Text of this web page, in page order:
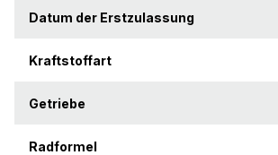
Datum der Erstzulassung
Kraftstoffart
Getriebe
Radformel